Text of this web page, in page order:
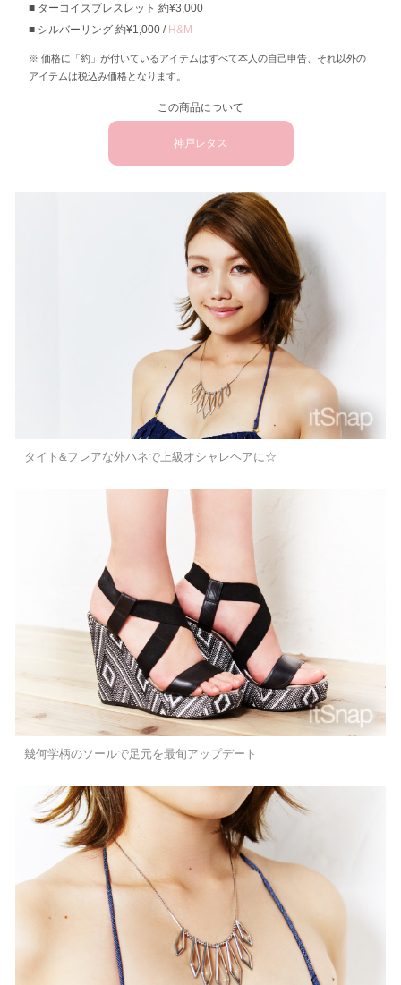
ターコイズブレスレット 約¥3,000
シルバーリング 約¥1,000 / H&M
価格に「約」が付いているアイテムはすべて本人の自己申告、それ以外の
アイテムは税込み価格となります。
この商品について
神戸レタス
タイト&フレアな外ハネで上級オシャレヘアに☆
幾何学柄のソールで足元を最旬アップデート